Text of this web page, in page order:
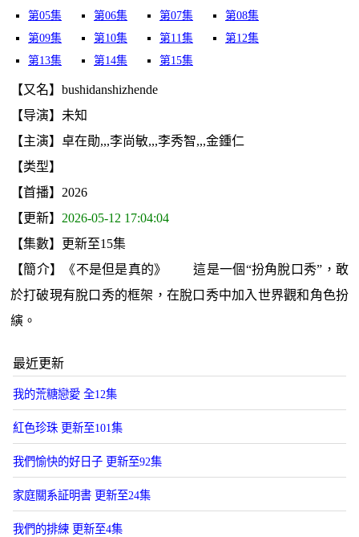
第05集
第06集 第07集
第08集
第09集
第10集 第11集
第12集
第13集
第14集 第15集
【又名】bushidanshizhende
【导演】未知
【主演】卓在勛,,,李尚敏,,,李秀智,,,金鍾仁
【类型】
【首播】2026
【更新】 2026-05-12 17:04:04
【集數】更新至15集
【簡介】《不是但是真的》 這是一個“扮角脫口秀”，敢
於打破現有脫口秀的框架，在脫口秀中加入世界觀和角色扮
縯。
最近更新
我的荒糖戀愛 全12集
紅色珍珠 更新至101集
我們愉快的好日子 更新至92集
家庭關系証明書 更新至24集
我們的排練 更新至4集